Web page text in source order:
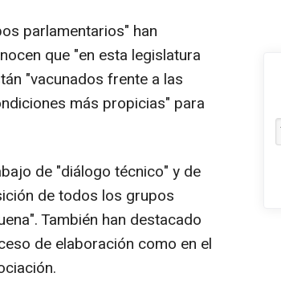
parlamentarios" han
que "en esta legislatura
"vacunados frente a las
más propicias" para
de "diálogo técnico" y de
de todos los grupos
También han destacado
de elaboración como en el